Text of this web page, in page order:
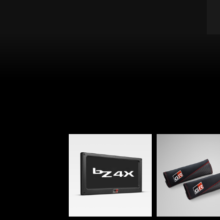
กรอบป้ายทะเบียน GR
GR License Plate
ปลอกหุ้มเข็มขัดนิรภั
GR Seat Belt